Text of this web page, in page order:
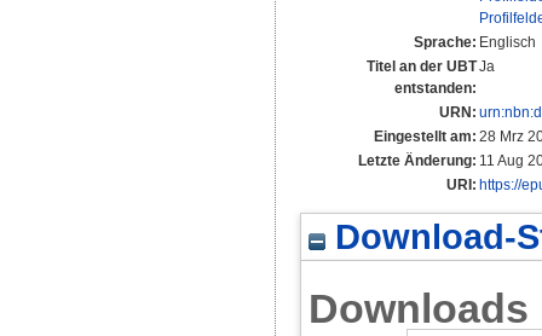
Sprache: Englisch
Titel an der UBT
entstanden:
Ja
URN:
Eingestellt am: 28 Mrz
Letzte Änderung: 11 Aug
URI: https://
Download-
Downloads